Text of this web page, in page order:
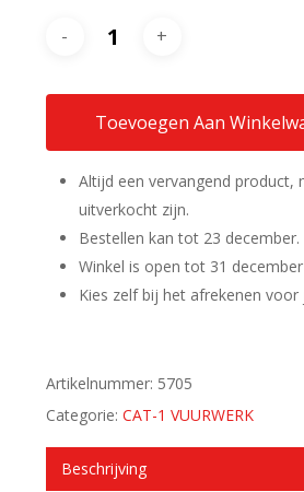
Toevoegen Aan
Altijd een vervangend product,
uitverkocht zijn.
Bestellen kan tot 23 december.
Winkel is open tot 31
Kies zelf bij het afrekenen
Artikelnummer: 5705
Categorie: CAT-1 VUURWERK
Beschrijving